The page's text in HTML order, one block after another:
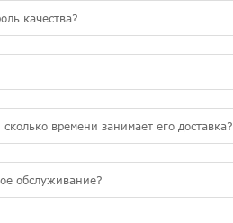
качества?
времени занимает его доставка?
обслуживание?